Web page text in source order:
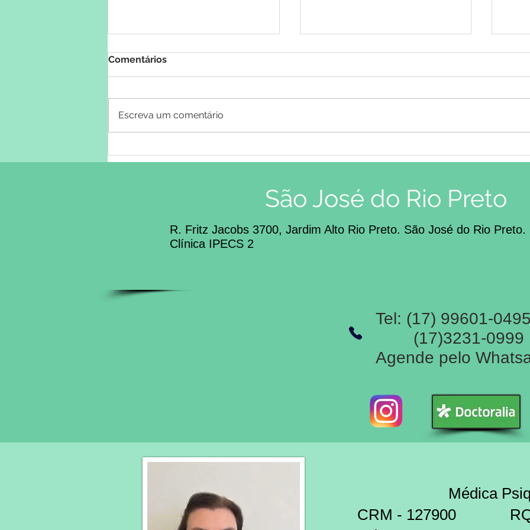
adoecimento mental
Insônia
Comentários
Escreva um comentário
R. Fritz Jacobs 3700, Jardim Alto Rio Preto. São José do Rio Preto.
Clínica IPECS 2
São José do Rio Preto
Tel: (17) 99601-0495
(17)3231-0999
Agende pelo
Médica
CRM - 127900